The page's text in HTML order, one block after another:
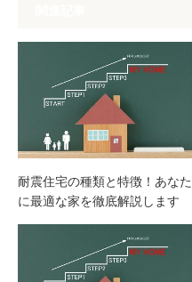
耐震住宅の種類と特徴！あなた
に最適な家を徹底解説します